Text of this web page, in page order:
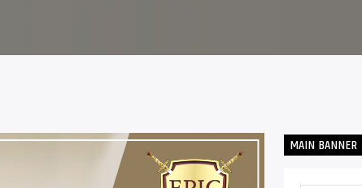
MAIN BANNER